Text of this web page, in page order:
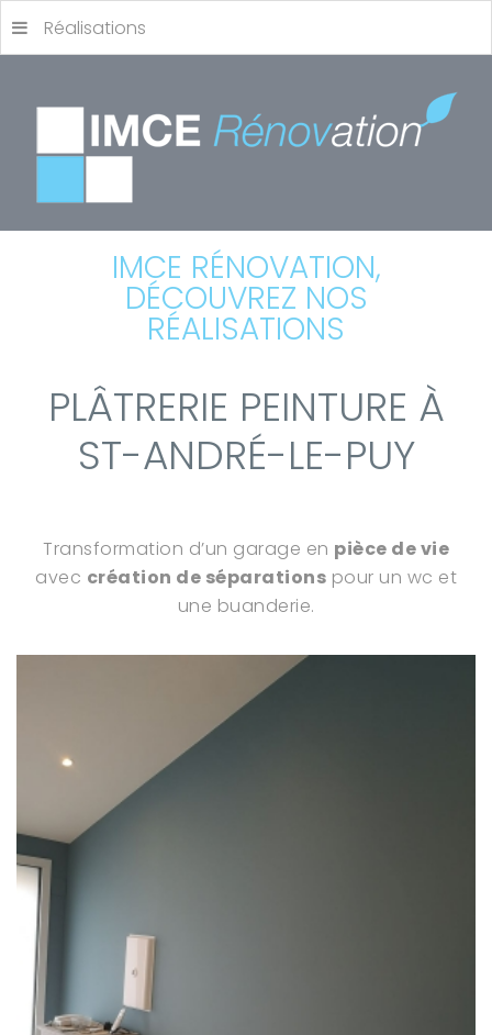
Réalisations
IMCE RÉNOVATION,
DÉCOUVREZ NOS
RÉALISATIONS
PLÂTRERIE PEINTURE À
ST-ANDRÉ-LE-PUY
Transformation d’un garage en pièce de vie
avec création de séparations pour un wc et
une buanderie.